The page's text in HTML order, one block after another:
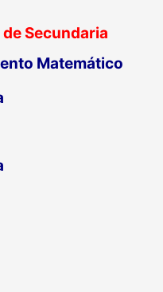
Secundaria
Matemático